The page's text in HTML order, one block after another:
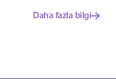
Daha fazla bilgi